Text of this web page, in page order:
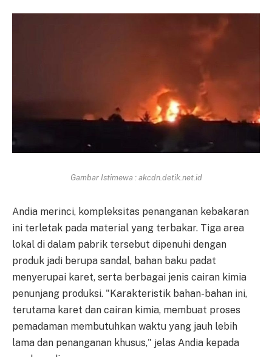
Gambar Istimewa : akcdn.detik.net.id
Andia merinci, kompleksitas penanganan kebakaran
ini terletak pada material yang terbakar. Tiga area
lokal di dalam pabrik tersebut dipenuhi dengan
produk jadi berupa sandal, bahan baku padat
menyerupai karet, serta berbagai jenis cairan kimia
penunjang produksi. "Karakteristik bahan-bahan ini,
terutama karet dan cairan kimia, membuat proses
pemadaman membutuhkan waktu yang jauh lebih
lama dan penanganan khusus," jelas Andia kepada